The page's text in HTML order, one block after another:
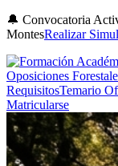
🔔 Convocatoria
MontesRealizar
Oposiciones
RequisitosTemario
Matricularse